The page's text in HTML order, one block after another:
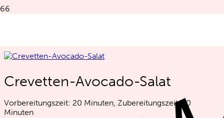
Crevetten-Avocado-Salat
Vorbereitungszeit: 20 Minuten, Zubereitungszeit: 10
Minuten